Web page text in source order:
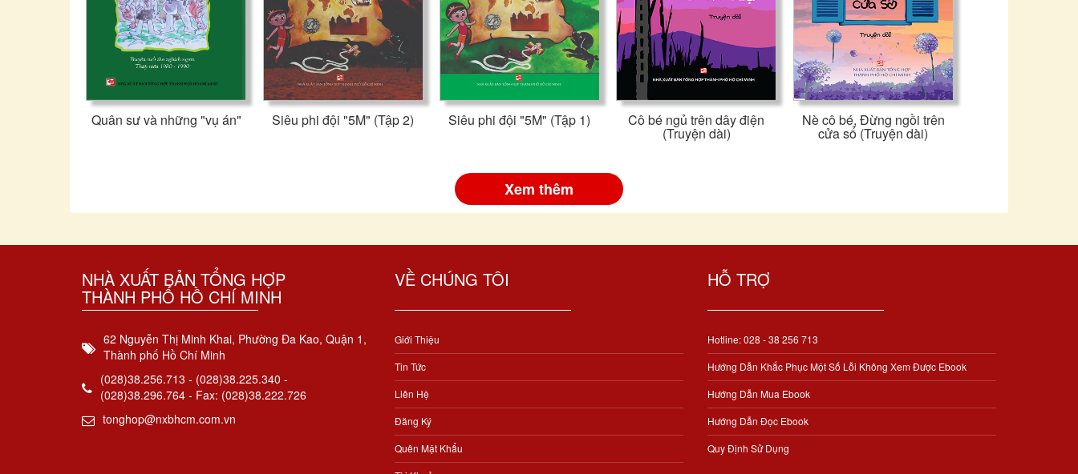
Quân sư và những "vụ án" Siêu phi đội "5M" (Tập 2) Siêu phi đội "5M" (Tập 1) Cô bé ngủ trên dây điện
(Truyện dài)
Nè cô bé, Đừng ngồi trên
cửa sổ (Truyện dài)
Xem thêm
NHÀ XUẤT BẢN TỔNG HỢP
THÀNH PHỐ HỒ CHÍ MINH
62 Nguyễn Thị Minh Khai, Phường Đa Kao, Quận 1,
Thành phố Hồ Chí Minh
(028)38.256.713 - (028)38.225.340 -
(028)38.296.764 - Fax: (028)38.222.726
tonghop@nxbhcm.com.vn
VỀ CHÚNG TÔI
Giới Thiệu
Tin Tức
Liên Hệ
Đăng Ký
Quên Mật Khẩu
HỖ TRỢ
Hotline: 028 - 38 256 713
Hướng Dẫn Khắc Phục Một Số Lỗi Không Xem Được Ebook
Hướng Dẫn Mua Ebook
Hướng Dẫn Đọc Ebook
Quy Định Sử Dụng